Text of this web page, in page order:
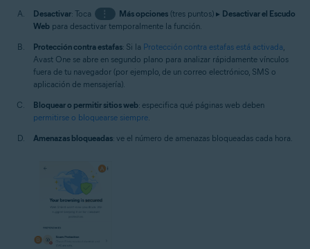
Desactivar: Toca ⋮ Más opciones(tres puntos) ▸ Desactivar el Escudo
Web para desactivar temporalmente la función.
Protección contra estafas: Si la Protección contra estafas está activada
Avast One se abre en segundo plano para analizar rápidamente vínculos
fuera de tu navegador (por ejemplo, de un correo electrónico, SMS o
aplicación de mensajería).
Bloquear o permitir sitios web: especifica qué páginas web deben
permitirse o bloquearse siempre
Amenazas bloqueadas: ve el número de amenazas bloqueadas cada hora.